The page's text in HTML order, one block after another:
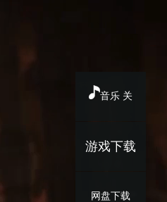
音乐 关
游戏下载
网盘下载